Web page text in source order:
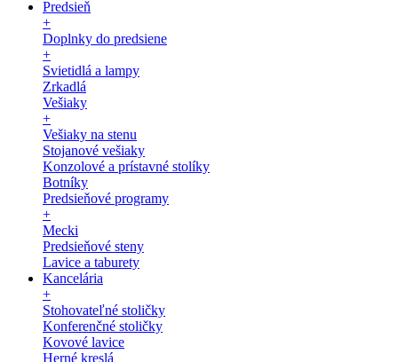
Predsieň
+
Doplnky do predsiene
+
Svietidlá a lampy
Zrkadlá
Vešiaky
+
Vešiaky na stenu
Stojanové vešiaky
Konzolové a prístavné stolíky
Botníky
Predsieňové programy
+
Mecki
Predsieňové steny
Lavice a taburety
Kancelária
+
Stohovateľné stoličky
Konferenčné stoličky
Kovové lavice
Herné kreslá